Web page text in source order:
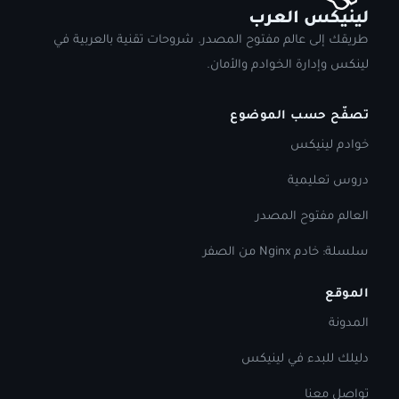
لينيكس العرب
طريقك إلى عالم مفتوح المصدر. شروحات تقنية بالعربية في
لينكس وإدارة الخوادم والأمان.
تصفّح حسب الموضوع
خوادم لينيكس
دروس تعليمية
العالم مفتوح المصدر
سلسلة: خادم Nginx من الصفر
الموقع
المدونة
دليلك للبدء في لينيكس
تواصل معنا